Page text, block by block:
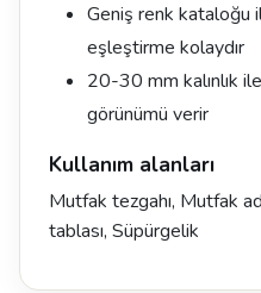
Geniş renk kataloğu
eşleştirme kolaydır
20-30 mm kalınlık
görünümü verir
Kullanım alanları
Mutfak tezgahı, Mutfak
tablası, Süpürgelik